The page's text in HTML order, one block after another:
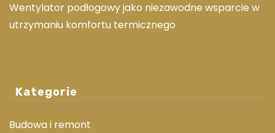
Wentylator podłogowy jako niezawodne wsparcie w
utrzymaniu komfortu termicznego
Kategorie
Budowa i remont